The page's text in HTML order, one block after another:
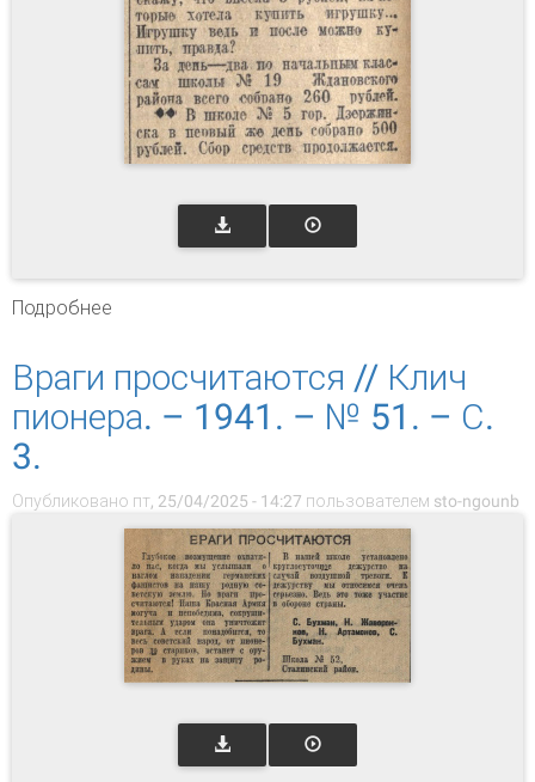
Подробнее
Враги просчитаются // Клич
пионера. – 1941. – № 51. – С.
3.
Опубликовано пт, 25/04/2025 - 14:27 пользователем sto-ngounb